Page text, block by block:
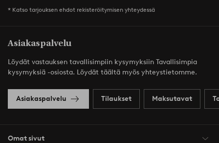
* Katso tarjouksen ehdot rekisteröitymisen yhteydessä
Asiakaspalvelu
Löydät vastauksen tavallisimpiin kysymyksiin Tavallisimpia
kysymyksiä -osiosta. Löydät täältä myös yhteystietomme.
Asiakaspalvelu Tilaukset Maksutavat
Omat sivut